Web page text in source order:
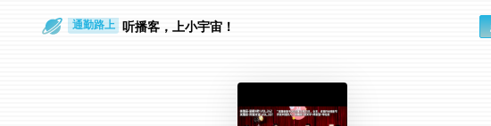
通勤路上 听播客，上小宇宙！